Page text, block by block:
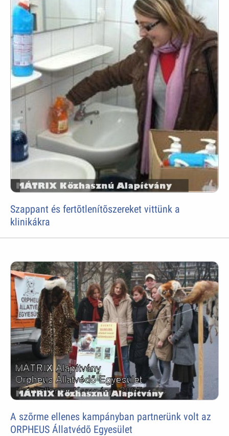
Szappant és fertõtlenítõszereket vittünk a
klinikákra
A szõrme ellenes kampányban partnerünk volt az
ORPHEUS Állatvédõ Egyesület